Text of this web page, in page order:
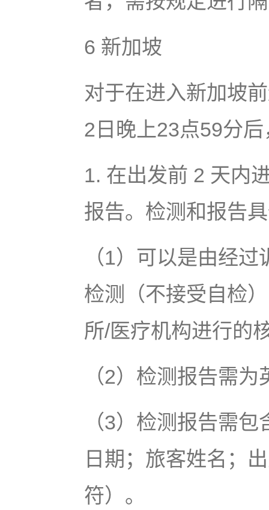
6 新加坡
对于在进入新加坡
2日晚上23点59分
1. 在出发前 2 天内
报告。检测和报告
（1）可以是由经
检测（不接受自检
所/医疗机构进行的
（2）检测报告需
（3）检测报告需
日期；旅客姓名；
符）。